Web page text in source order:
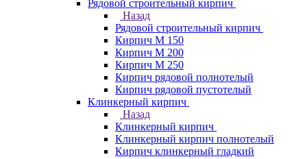
Рядовой строительный кирпич
Назад
Рядовой строительный кирпич
Кирпич М 150
Кирпич М 200
Кирпич М 250
Кирпич рядовой полнотелый
Кирпич рядовой пустотелый
Клинкерный кирпич
Назад
Клинкерный кирпич
Клинкерный кирпич полнотелый
Кирпич клинкерный гладкий